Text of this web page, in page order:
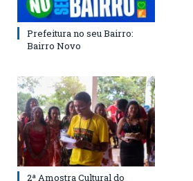
Prefeitura no seu Bairro:
Bairro Novo
2ª Amostra Cultural do